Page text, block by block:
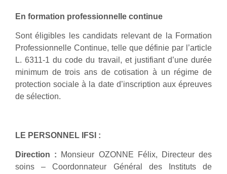
En formation professionnelle continue
Sont éligibles les candidats relevant de la Formation
Professionnelle Continue, telle que définie par l’article
L. 6311-1 du code du travail, et justifiant d’une durée
minimum de trois ans de cotisation à un régime de
protection sociale à la date d’inscription aux épreuves
de sélection.
LE PERSONNEL IFSI :
Direction : Monsieur OZONNE Félix, Directeur des
soins – Coordonnateur Général des Instituts de